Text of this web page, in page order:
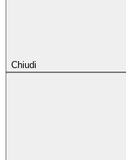
Chiudi